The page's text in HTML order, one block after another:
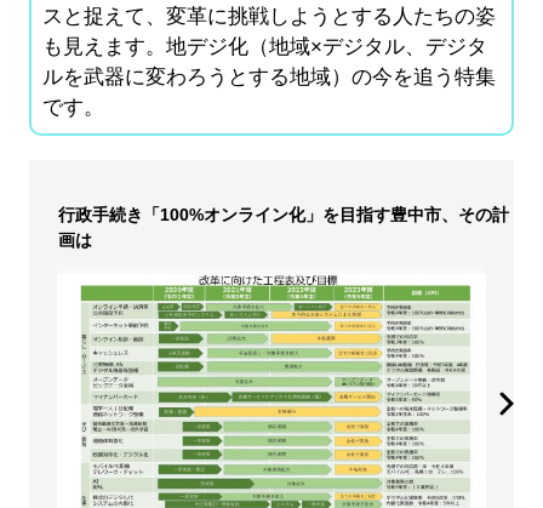
スと捉えて、変革に挑戦しようとする人たちの姿
も見えます。地デジ化（地域×デジタル、デジタ
ルを武器に変わろうとする地域）の今を追う特集
です。
行政手続き「100%オンライン化」を目指す豊中市、その計
画は